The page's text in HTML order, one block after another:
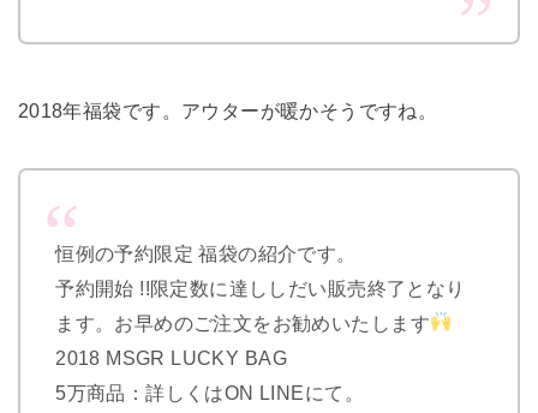
2018年福袋です。アウターが暖かそうですね。
恒例の予約限定 福袋の紹介です。
予約開始 !!限定数に達ししだい販売終了となり
ます。お早めのご注文をお勧めいたします
2018 MSGR LUCKY BAG
5万商品：詳しくはON LINEにて。